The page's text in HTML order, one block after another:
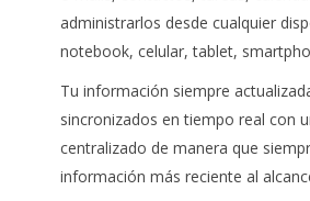
administrarlos desde cualquier
notebook, celular, tablet,
Tu información siempre
sincronizados en tiempo real con
centralizado de manera que
información más reciente al